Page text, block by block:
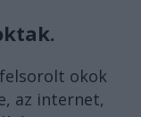
okok
az internet,